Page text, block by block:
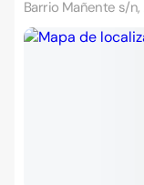
Barrio Mañente s/n,